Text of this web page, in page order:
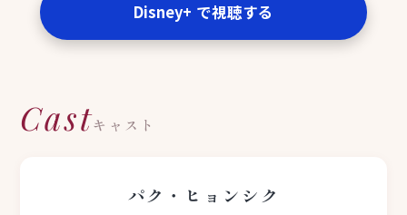
Disney+ で視聴する
Castキャスト
パク・ヒョンシク